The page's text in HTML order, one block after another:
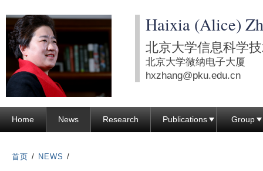
转
到
页
主
要
Haixia (Alice)
北京大学信息科学
北京大学微纳电子大厦
hxzhang@pku.edu.cn
Home News Research Publications Group
首页 / NEWS /